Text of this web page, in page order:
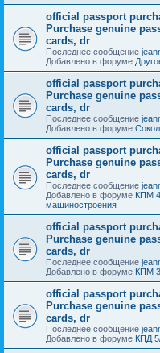
official passport
Purchase genuine
cards, dr
Последнее сообщение
Добавлено в форуме
official passport
Purchase genuine
cards, dr
Последнее сообщение
Добавлено в форуме Сокол
official passport
Purchase genuine
cards, dr
Последнее сообщение
Добавлено в форуме КПМ
машиностроения
official passport
Purchase genuine
cards, dr
Последнее сообщение
Добавлено в форуме КПМ
official passport
Purchase genuine
cards, dr
Последнее сообщение
Добавлено в форуме КПД